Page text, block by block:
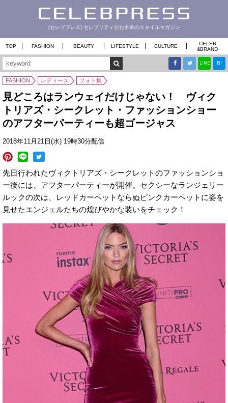
[セレブプレス] セレブリティがお手本のスタイルマガジン
TOP FASHION BEAUTY LIFESTYLE CULTURE
CELEB
&BRAND
LINE B!
FASHION レディース フォト集
見どころはランウェイだけじゃない！ ヴィク
トリアズ・シークレット・ファッションショー
のアフターパーティーも超ゴージャス
2018年11月21日(水) 19時30分配信
先日行われたヴィクトリアズ・シークレットのファッションショ
ー後には、アフターパーティーが開催。セクシーなランジェリー
ルックの次は、レッドカーペットならぬピンクカーペットに姿を
見せたエンジェルたちの煌びやかな装いをチェック！